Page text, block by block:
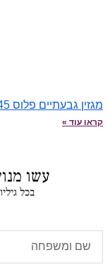
מגזין גבעתיים פלוס 145
קראו עוד »
עשו
בכל